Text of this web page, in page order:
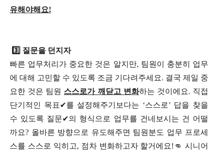
유해야해요!
3️⃣ 질문을 던지자
빠른 업무처리가 중요한 것은 알지만, 팀원이 충분히 업무
에 대해 고민할 수 있도록 조금 기다려주세요. 결국 제일 중
요한 것은 팀원 스스로가 깨닫고 변화하는 것이에요. 직접
단기적인 목표✔를 설정해주기보다는 ‘스스로’ 답을 찾을
수 있도록 질문✔의 형식으로 업무를 건네보시는 건 어떨
까요? 올바른 방향으로 유도해주면 팀원분도 업무 프로세
스를 스스로 익히고, 점차 변화하고자 할거에요!👊 시니어